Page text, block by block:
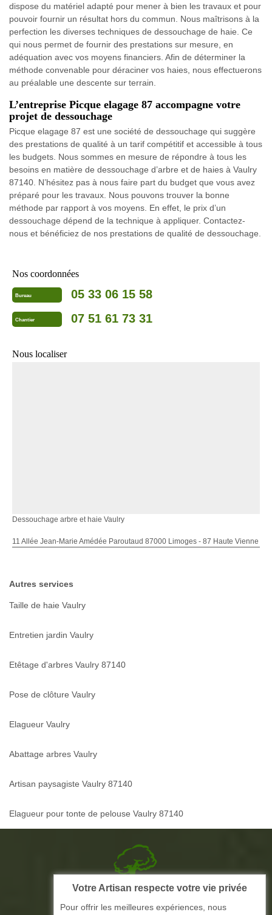
dispose du matériel adapté pour mener à bien les travaux et pour
pouvoir fournir un résultat hors du commun. Nous maîtrisons à la
perfection les diverses techniques de dessouchage de haie. Ce
qui nous permet de fournir des prestations sur mesure, en
adéquation avec vos moyens financiers. Afin de déterminer la
méthode convenable pour déraciner vos haies, nous effectuerons
au préalable une descente sur terrain.
L’entreprise Picque elagage 87 accompagne votre
projet de dessouchage
Picque elagage 87 est une société de dessouchage qui suggère
des prestations de qualité à un tarif compétitif et accessible à tous
les budgets. Nous sommes en mesure de répondre à tous les
besoins en matière de dessouchage d’arbre et de haies à Vaulry
87140. N’hésitez pas à nous faire part du budget que vous avez
préparé pour les travaux. Nous pouvons trouver la bonne
méthode par rapport à vos moyens. En effet, le prix d’un
dessouchage dépend de la technique à appliquer. Contactez-
nous et bénéficiez de nos prestations de qualité de dessouchage.
Nos coordonnées
Bureau 05 33 06 15 58
Chantier 07 51 61 73 31
Nous localiser
Dessouchage arbre et haie Vaulry
11 Allée Jean-Marie Amédée Paroutaud 87000 Limoges - 87 Haute Vienne
Autres services
Taille de haie Vaulry
Entretien jardin Vaulry
Etêtage d'arbres Vaulry 87140
Pose de clôture Vaulry
Elagueur Vaulry
Abattage arbres Vaulry
Artisan paysagiste Vaulry 87140
Elagueur pour tonte de pelouse Vaulry 87140
Picque elagage 87
Votre Artisan respecte votre vie privée
Pour offrir les meilleures expériences, nous